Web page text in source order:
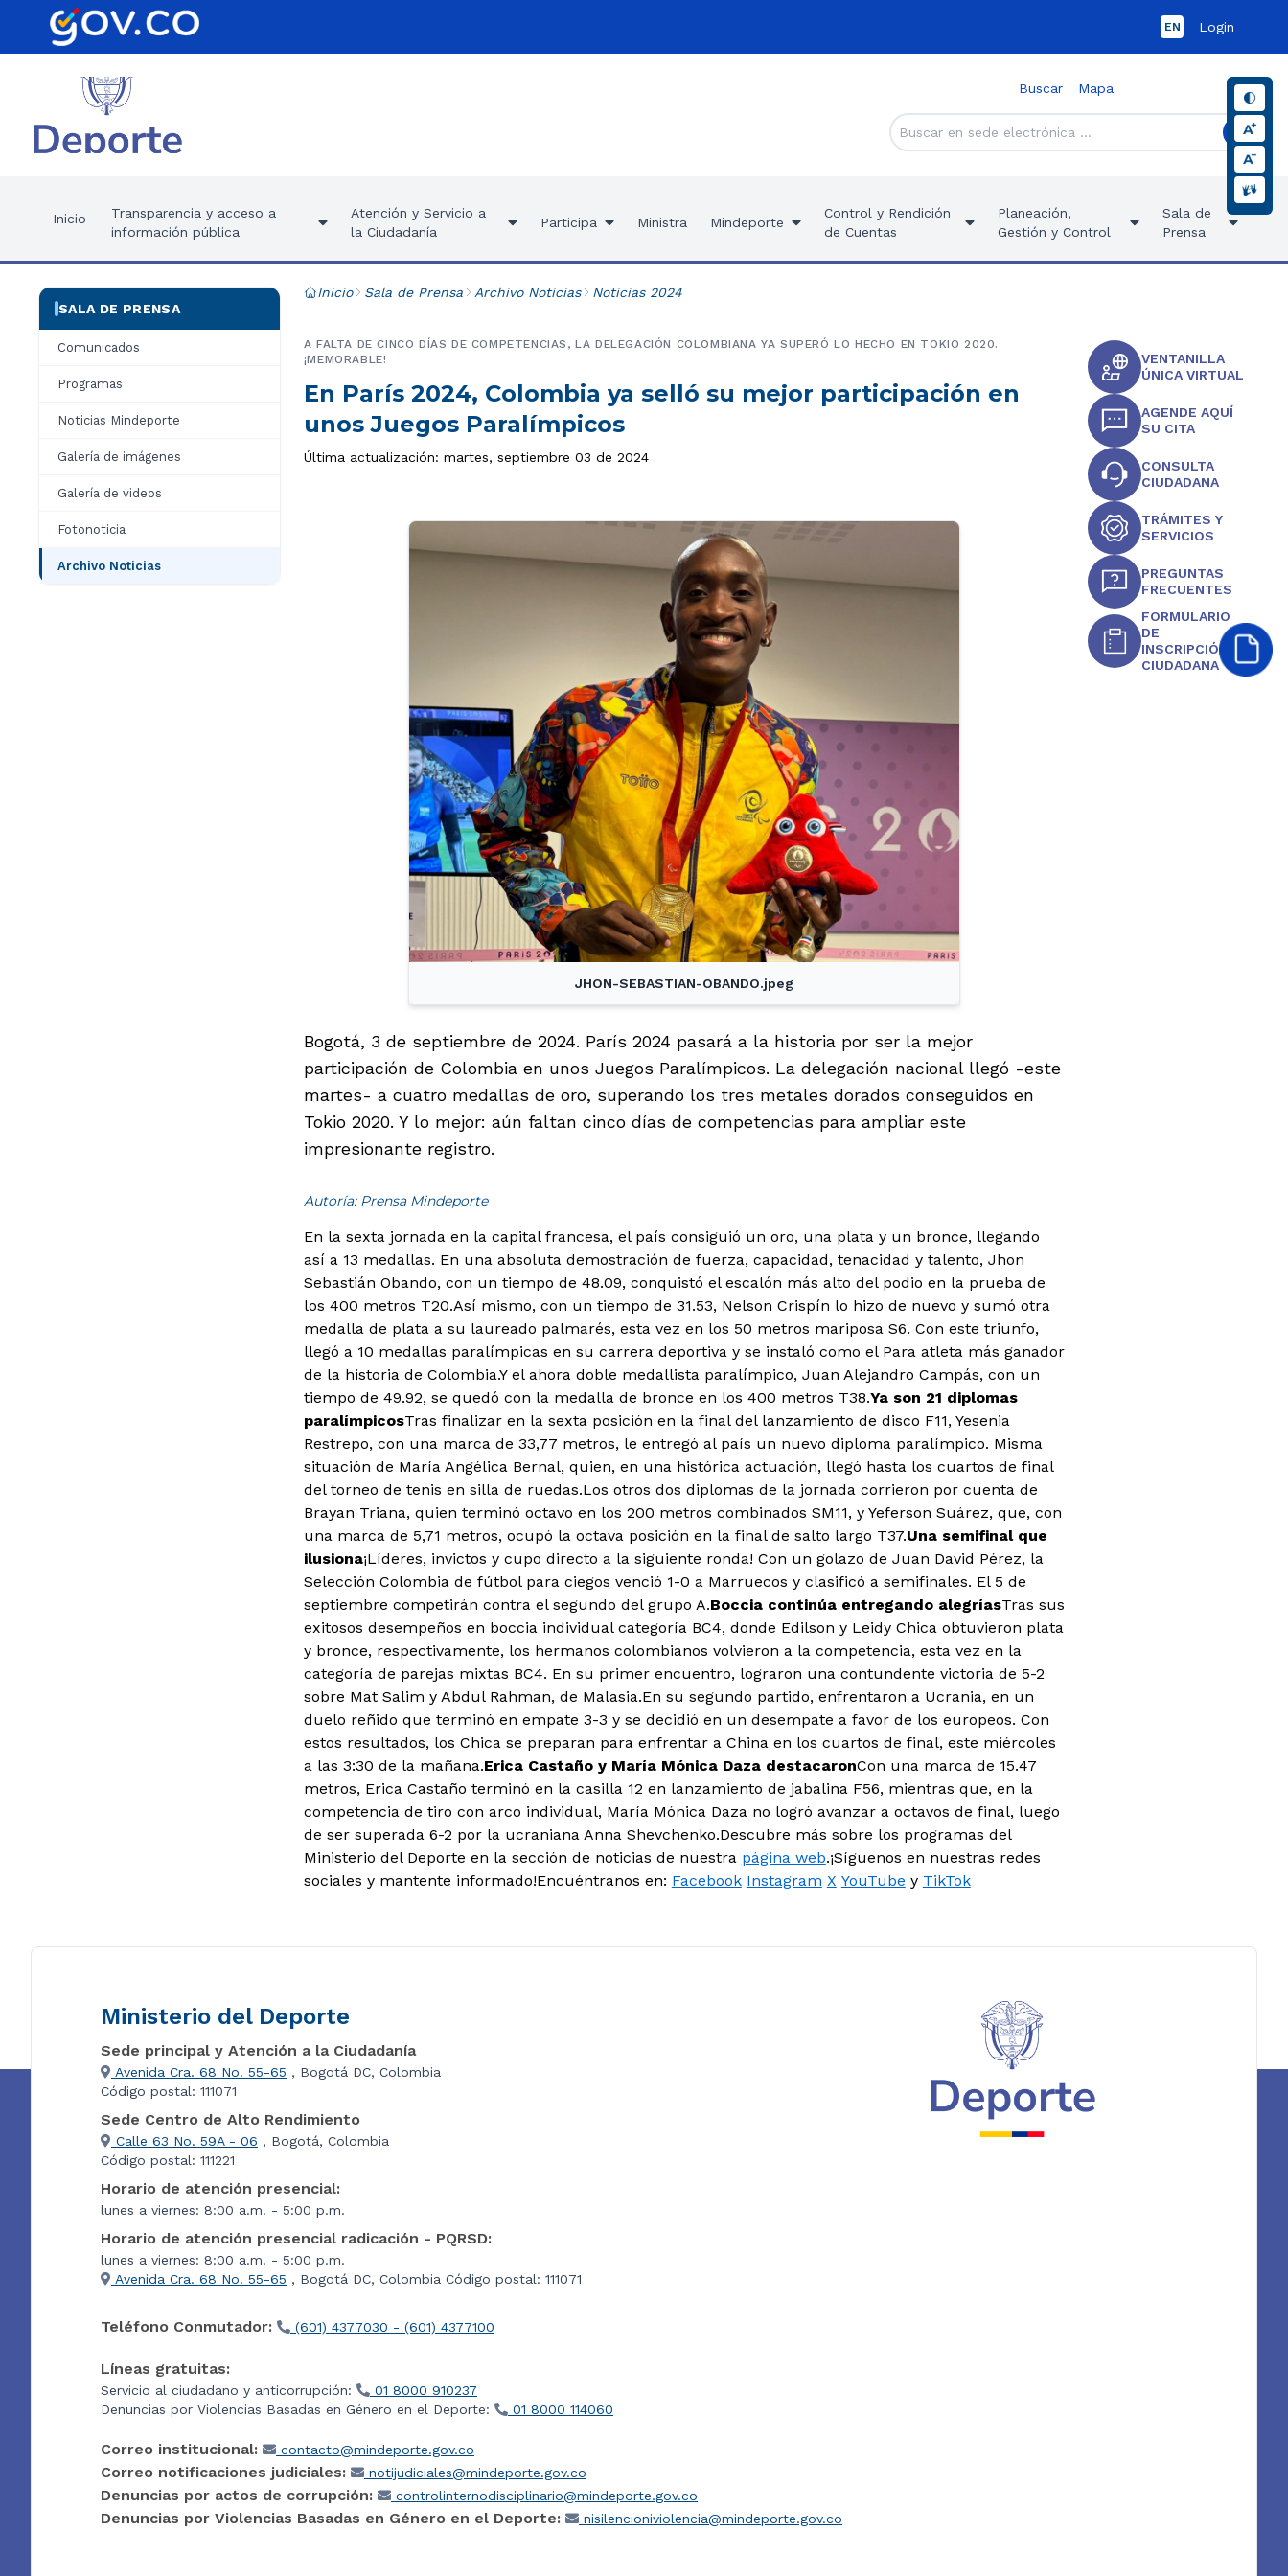
EN Login
Buscar Mapa
Inicio
Transparencia y acceso a
información pública
Atención y Servicio a
la Ciudadanía
Participa Ministra Mindeporte
Control y Rendición
de Cuentas
Planeación,
Gestión y Control
Sala de
Prensa
SALA DE PRENSA
Comunicados
Programas
Noticias Mindeporte
Galería de imágenes
Galería de videos
Fotonoticia
Archivo Noticias
Inicio Sala de Prensa Archivo Noticias Noticias 2024
En París 2024, Colombia ya selló su mejor participación en
unos Juegos Paralímpicos
A FALTA DE CINCO DÍAS DE COMPETENCIAS, LA DELEGACIÓN COLOMBIANA YA SUPERÓ LO HECHO EN TOKIO 2020.
¡MEMORABLE!
Última actualización: martes, septiembre 03 de 2024
JHON-SEBASTIAN-OBANDO.jpeg
Bogotá, 3 de septiembre de 2024. París 2024 pasará a la historia por ser la mejor
participación de Colombia en unos Juegos Paralímpicos. La delegación nacional llegó -este
martes- a cuatro medallas de oro, superando los tres metales dorados conseguidos en
Tokio 2020. Y lo mejor: aún faltan cinco días de competencias para ampliar este
impresionante registro.
Autoría: Prensa Mindeporte
En la sexta jornada en la capital francesa, el país consiguió un oro, una plata y un bronce, llegando
así a 13 medallas. En una absoluta demostración de fuerza, capacidad, tenacidad y talento, Jhon
Sebastián Obando, con un tiempo de 48.09, conquistó el escalón más alto del podio en la prueba de
los 400 metros T20.Así mismo, con un tiempo de 31.53, Nelson Crispín lo hizo de nuevo y sumó otra
medalla de plata a su laureado palmarés, esta vez en los 50 metros mariposa S6. Con este triunfo,
llegó a 10 medallas paralímpicas en su carrera deportiva y se instaló como el Para atleta más ganador
de la historia de Colombia.Y el ahora doble medallista paralímpico, Juan Alejandro Campás, con un
tiempo de 49.92, se quedó con la medalla de bronce en los 400 metros T38.Ya son 21 diplomas
paralímpicosTras finalizar en la sexta posición en la final del lanzamiento de disco F11, Yesenia
Restrepo, con una marca de 33,77 metros, le entregó al país un nuevo diploma paralímpico. Misma
situación de María Angélica Bernal, quien, en una histórica actuación, llegó hasta los cuartos de final
del torneo de tenis en silla de ruedas.Los otros dos diplomas de la jornada corrieron por cuenta de
Brayan Triana, quien terminó octavo en los 200 metros combinados SM11, y Yeferson Suárez, que, con
una marca de 5,71 metros, ocupó la octava posición en la final de salto largo T37.Una semifinal que
ilusiona¡Líderes, invictos y cupo directo a la siguiente ronda! Con un golazo de Juan David Pérez, la
Selección Colombia de fútbol para ciegos venció 1-0 a Marruecos y clasificó a semifinales. El 5 de
septiembre competirán contra el segundo del grupo A.Boccia continúa entregando alegríasTras sus
exitosos desempeños en boccia individual categoría BC4, donde Edilson y Leidy Chica obtuvieron plata
y bronce, respectivamente, los hermanos colombianos volvieron a la competencia, esta vez en la
categoría de parejas mixtas BC4. En su primer encuentro, lograron una contundente victoria de 5-2
sobre Mat Salim y Abdul Rahman, de Malasia.En su segundo partido, enfrentaron a Ucrania, en un
duelo reñido que terminó en empate 3-3 y se decidió en un desempate a favor de los europeos. Con
estos resultados, los Chica se preparan para enfrentar a China en los cuartos de final, este miércoles
a las 3:30 de la mañana.Erica Castaño y María Mónica Daza destacaronCon una marca de 15.47
metros, Erica Castaño terminó en la casilla 12 en lanzamiento de jabalina F56, mientras que, en la
competencia de tiro con arco individual, María Mónica Daza no logró avanzar a octavos de final, luego
de ser superada 6-2 por la ucraniana Anna Shevchenko.Descubre más sobre los programas del
Ministerio del Deporte en la sección de noticias de nuestra página web.¡Síguenos en nuestras redes
sociales y mantente informado!Encuéntranos en: Facebook Instagram X YouTube y TikTok
VENTANILLA
ÚNICA VIRTUAL
AGENDE AQUÍ
SU CITA
CONSULTA
CIUDADANA
TRÁMITES Y
SERVICIOS
PREGUNTAS
FRECUENTES
FORMULARIO
DE
INSCRIPCIÓN
CIUDADANA
Ministerio del Deporte
Sede principal y Atención a la Ciudadanía
Avenida Cra. 68 No. 55-65 , Bogotá DC, Colombia
Código postal: 111071
Sede Centro de Alto Rendimiento
Calle 63 No. 59A - 06 , Bogotá, Colombia
Código postal: 111221
Horario de atención presencial:
lunes a viernes: 8:00 a.m. - 5:00 p.m.
Horario de atención presencial radicación - PQRSD:
lunes a viernes: 8:00 a.m. - 5:00 p.m.
Avenida Cra. 68 No. 55-65 , Bogotá DC, Colombia Código postal: 111071
Teléfono Conmutador: (601) 4377030 - (601) 4377100
Líneas gratuitas:
Servicio al ciudadano y anticorrupción:
01 8000 910237
Denuncias por Violencias Basadas en Género en el Deporte:
01 8000 114060
Correo institucional: contacto@mindeporte.gov.co
Correo notificaciones judiciales: notijudiciales@mindeporte.gov.co
Denuncias por actos de corrupción: controlinternodisciplinario@mindeporte.gov.co
Denuncias por Violencias Basadas en Género en el Deporte: nisilencioniviolencia@mindeporte.gov.co